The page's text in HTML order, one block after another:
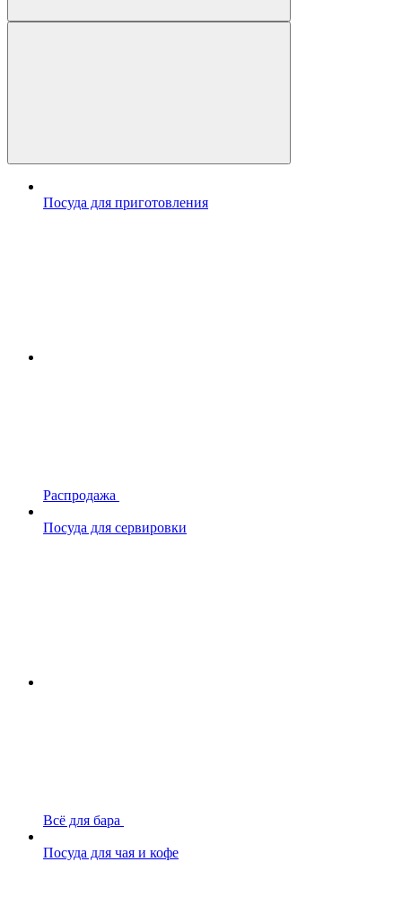
Посуда для приготовления
Распродажа
Посуда для сервировки
Всё для бара
Посуда для чая и кофе